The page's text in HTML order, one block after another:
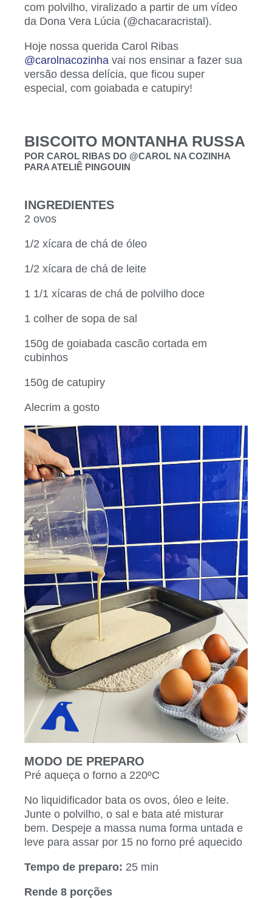
com polvilho, viralizado a partir de um vídeo
da Dona Vera Lúcia (@chacaracristal).
Hoje nossa querida Carol Ribas
@carolnacozinha vai nos ensinar a fazer sua
versão dessa delícia, que ficou super
especial, com goiabada e catupiry!
BISCOITO MONTANHA RUSSA
POR CAROL RIBAS DO @CAROL NA COZINHA
PARA ATELIÊ PINGOUIN
INGREDIENTES
2 ovos
1/2 xícara de chá de óleo
1/2 xícara de chá de leite
1 1/1 xícaras de chá de polvilho doce
1 colher de sopa de sal
150g de goiabada cascão cortada em
cubinhos
150g de catupiry
Alecrim a gosto
MODO DE PREPARO
Pré aqueça o forno a 220ºC
No liquidificador bata os ovos, óleo e leite.
Junte o polvilho, o sal e bata até misturar
bem. Despeje a massa numa forma untada e
leve para assar por 15 no forno pré aquecido
Tempo de preparo: 25 min
Rende 8 porções